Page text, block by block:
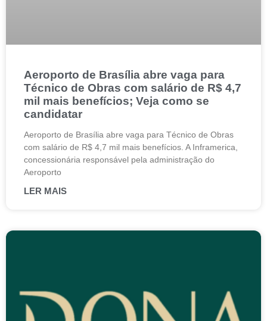
Aeroporto de Brasília abre vaga para
Técnico de Obras com salário de R$ 4,7
mil mais benefícios; Veja como se
candidatar
Aeroporto de Brasília abre vaga para Técnico de Obras
com salário de R$ 4,7 mil mais benefícios. A Inframerica,
concessionária responsável pela administração do
Aeroporto
LER MAIS